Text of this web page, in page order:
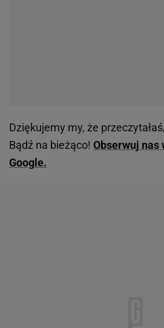
Dziękujemy my, że
Bądź na bieżąco! Obserwuj nas
Google.